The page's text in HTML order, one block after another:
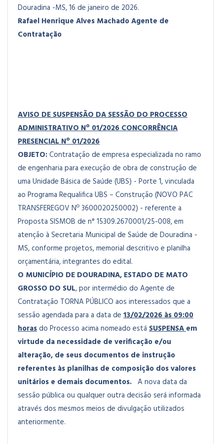
Douradina -MS, 16 de janeiro de 2026.
Rafael Henrique Alves MachadoAgente de
Contratação
AVISO DE SUSPENSÃO DA SESSÃO DOPROCESSO
ADMINISTRATIVO Nº 01/2026CONCORRÊNCIA
PRESENCIAL Nº 01/2026
OBJETO:Contratação de empresa especializada no ramo
de engenharia para execução de obra de construção de
uma Unidade Básica de Saúde (UBS) - Porte 1, vinculada
ao Programa Requalifica UBS – Construção (NOVO PAC
TRANSFEREGOV Nº 3600020250002) - referente a
Proposta SISMOB de n° 15309.2670001/25-008, em
atenção à Secretaria Municipal de Saúde de Douradina -
MS, conforme projetos, memorial descritivo e planilha
orçamentária, integrantes do edital.
O MUNICÍPIO DE DOURADINA, ESTADO DE MATO
GROSSO DO SUL, por intermédio do Agente de
Contratação TORNA PÚBLICO aos interessados que a
sessão agendada para a data de 13/02/2026 às 09:00
horasdo Processo acima nomeado está SUSPENSAem
virtude da necessidade de verificação e/ou
alteração, de seus documentos de instrução
referentes às planilhas de composição dos valores
unitários e demais documentos. A nova data da
sessão pública ou qualquer outra decisão será informada
através dos mesmos meios de divulgação utilizados
anteriormente.